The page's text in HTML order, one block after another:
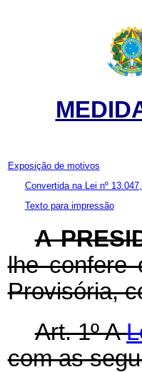
Exposição de motivos
Convertida na Lei nº
Texto para impressão
A
lhe confere
Provisória,
Art. 1º A
com as